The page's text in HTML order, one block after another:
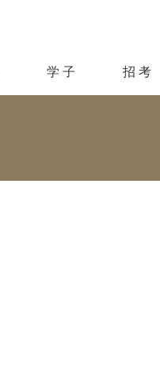
学 子 招 考